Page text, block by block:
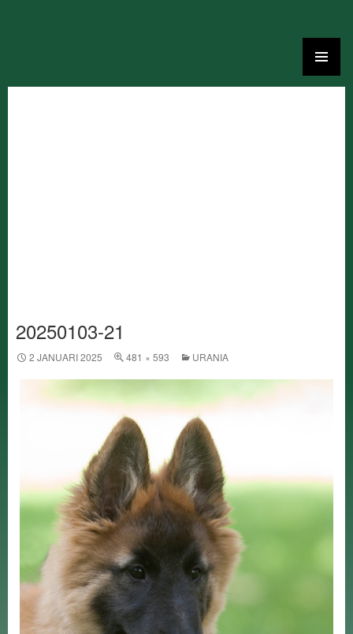
20250103-21
2 JANUARI 2025 481 × 593 URANIA